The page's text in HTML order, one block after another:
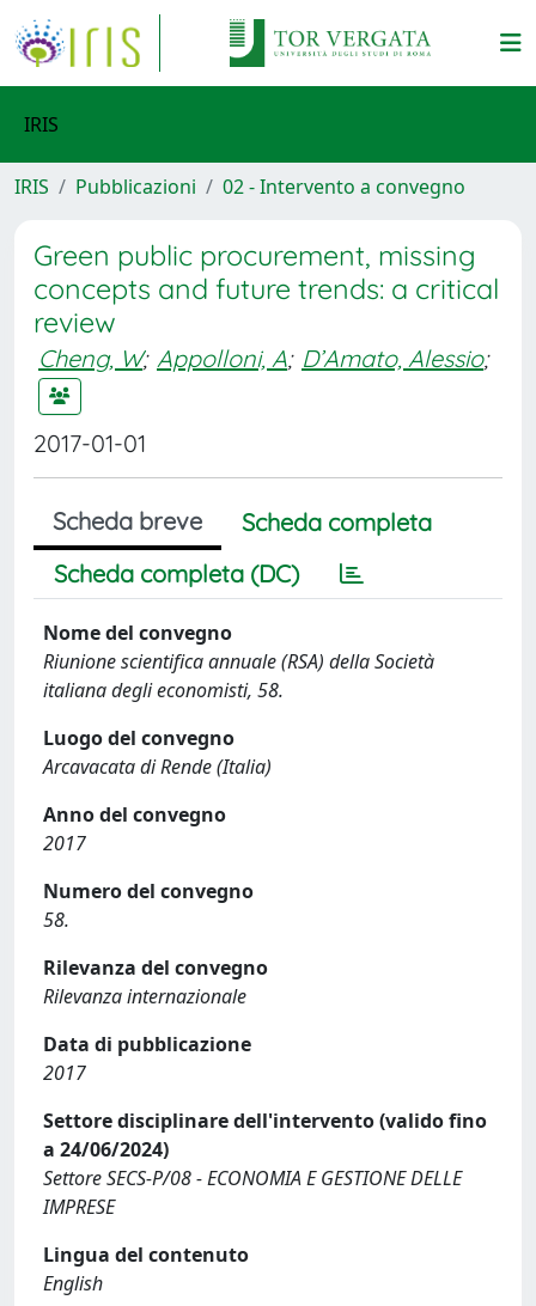
IRIS
IRIS Pubblicazioni 02 - Intervento a convegno
Green public procurement, missing
concepts and future trends: a critical
review
Cheng, W; Appolloni, A; D’Amato, Alessio;
2017-01-01
Scheda breve
Scheda completa
Scheda completa (DC)
Nome del convegno
Riunione scientifica annuale (RSA) della Società
italiana degli economisti, 58.
Luogo del convegno
Arcavacata di Rende (Italia)
Anno del convegno
2017
Numero del convegno
58.
Rilevanza del convegno
Rilevanza internazionale
Data di pubblicazione
2017
Settore disciplinare dell'intervento (valido fino
a 24/06/2024)
Settore SECS-P/08 - ECONOMIA E GESTIONE DELLE
IMPRESE
Lingua del contenuto
English